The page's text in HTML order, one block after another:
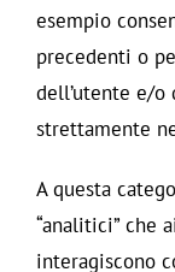
esempio
precedenti o
dell’utente e/
strettamente
A questa
“analitici” che
interagiscono